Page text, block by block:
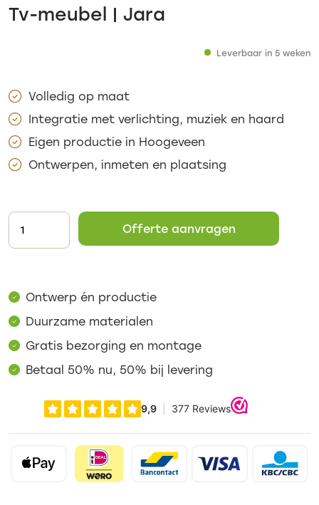
Tv-meubel | Jara
Leverbaar in 5 weken
Volledig op maat
Integratie met verlichting, muziek en haard
Eigen productie in Hoogeveen
Ontwerpen, inmeten en plaatsing
Offerte aanvragen
Ontwerp én productie
Duurzame materialen
Gratis bezorging en montage
Betaal 50% nu, 50% bij levering